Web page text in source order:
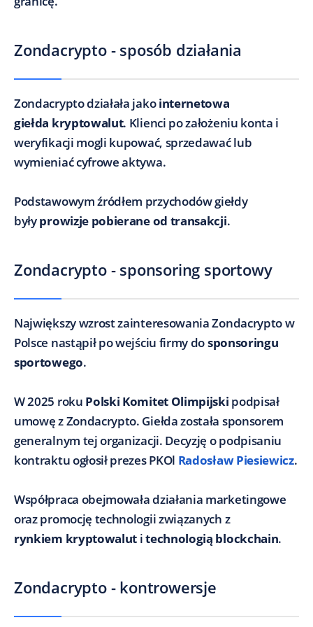
Zondacrypto - sposób działania
Zondacrypto działała jakointernetowa
giełda kryptowalut. Klienci po założeniu konta i
weryfikacji mogli kupować, sprzedawać lub
wymieniać cyfrowe aktywa.
Podstawowym źródłem przychodów giełdy
byłyprowizje pobierane od transakcji.
Zondacrypto - sponsoring sportowy
Największy wzrost zainteresowania Zondacrypto w
Polsce nastąpił po wejściu firmy dosponsoringu
sportowego.
W 2025 roku Polski Komitet Olimpijski podpisał
umowę z Zondacrypto. Giełda została sponsorem
generalnym tej organizacji. Decyzję o podpisaniu
kontraktu ogłosił prezes PKOl Radosław Piesiewicz.
Współpraca obejmowała działania marketingowe
oraz promocję technologii związanych z
rynkiem kryptowalut itechnologią blockchain.
Zondacrypto - kontrowersje